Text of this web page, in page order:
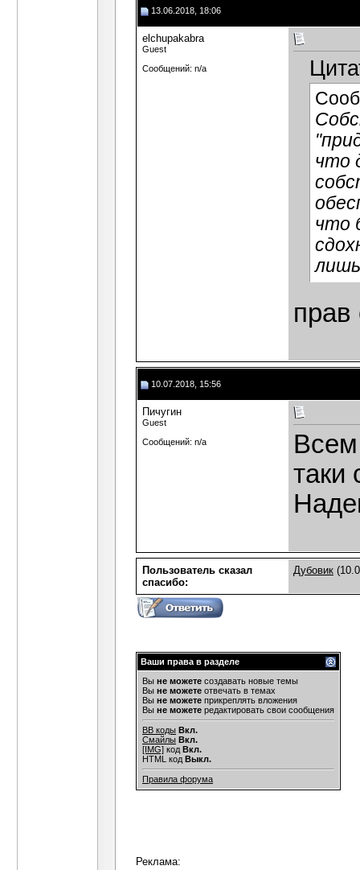
13.06.2018, 18:06
elchupakabra
Guest
Сообщений: n/a
что
что
прав
10.07.2018, 15:56
Пичугин
Guest
Сообщений: n/a
Всем
таки
Пользователь сказал
cпасибо:
Дубовик
Ваши права в разделе
Вы не можете создавать новые темы
Вы не можете отвечать в темах
Вы не можете прикреплять вложения
Вы не можете редактировать свои сообщения
BB коды Вкл.
Смайлы Вкл.
[IMG] код Вкл.
HTML код Выкл.
Правила форума
Реклама: